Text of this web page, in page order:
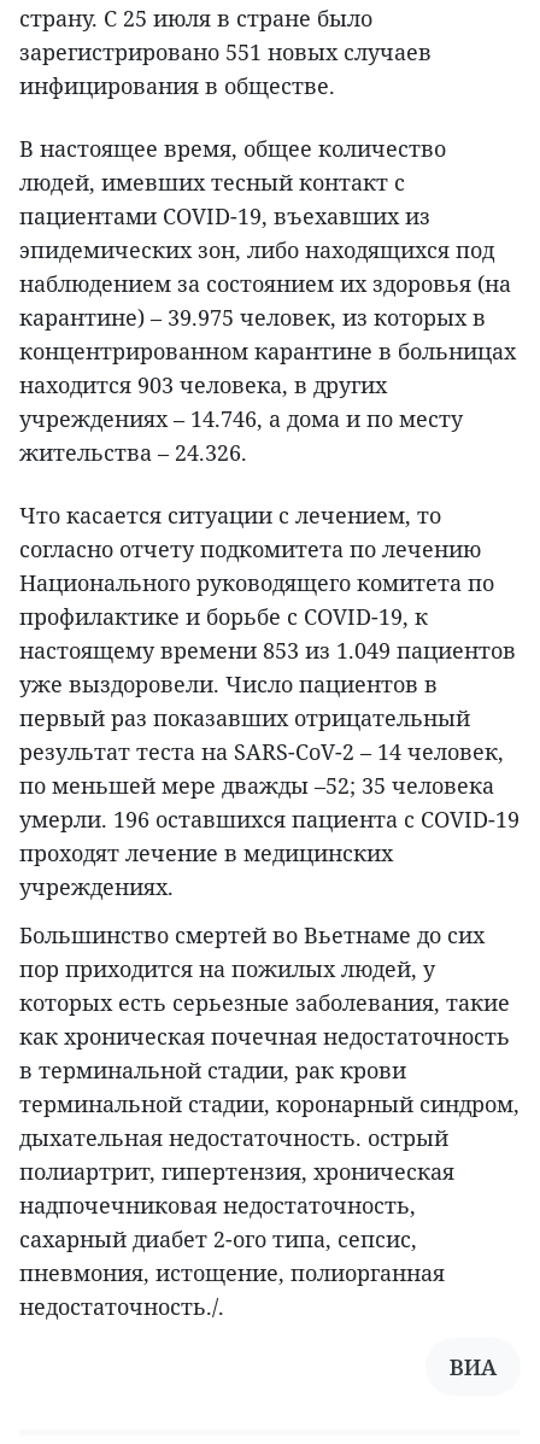
страну. С 25 июля в стране было
зарегистрировано 551 новых случаев
инфицирования в обществе.
В настоящее время, общее количество
людей, имевших тесный контакт с
пациентами COVID-19, въехавших из
эпидемических зон, либо находящихся под
наблюдением за состоянием их здоровья (на
карантине) – 39.975 человек, из которых в
концентрированном карантине в больницах
находится 903 человека, в других
учреждениях – 14.746, а дома и по месту
жительства – 24.326.
Что касается ситуации с лечением, то
согласно отчету подкомитета по лечению
Национального руководящего комитета по
профилактике и борьбе с COVID-19, к
настоящему времени 853 из 1.049 пациентов
уже выздоровели. Число пациентов в
первый раз показавших отрицательный
результат теста на SARS-CoV-2 – 14 человек,
по меньшей мере дважды –52; 35 человека
умерли. 196 оставшихся пациента с COVID-19
проходят лечение в медицинских
учреждениях.
Большинство смертей во Вьетнаме до сих
пор приходится на пожилых людей, у
которых есть серьезные заболевания, такие
как хроническая почечная недостаточность
в терминальной стадии, рак крови
терминальной стадии, коронарный синдром,
дыхательная недостаточность. острый
полиартрит, гипертензия, хроническая
надпочечниковая недостаточность,
сахарный диабет 2-ого типа, сепсис,
пневмония, истощение, полиорганная
недостаточность./.
ВИА